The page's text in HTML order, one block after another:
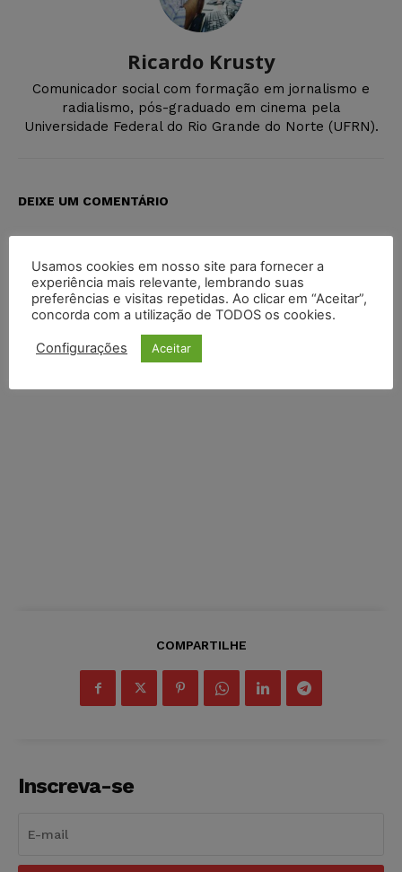
Ricardo Krusty
Comunicador social com formação em jornalismo e
radialismo, pós-graduado em cinema pela
Universidade Federal do Rio Grande do Norte (UFRN).
DEIXE UM COMENTÁRIO
COMPARTILHE
Inscreva-se
Usamos cookies em nosso site para fornecer a
experiência mais relevante, lembrando suas
preferências e visitas repetidas. Ao clicar em “Aceitar”,
concorda com a utilização de TODOS os cookies.
Configurações Aceitar